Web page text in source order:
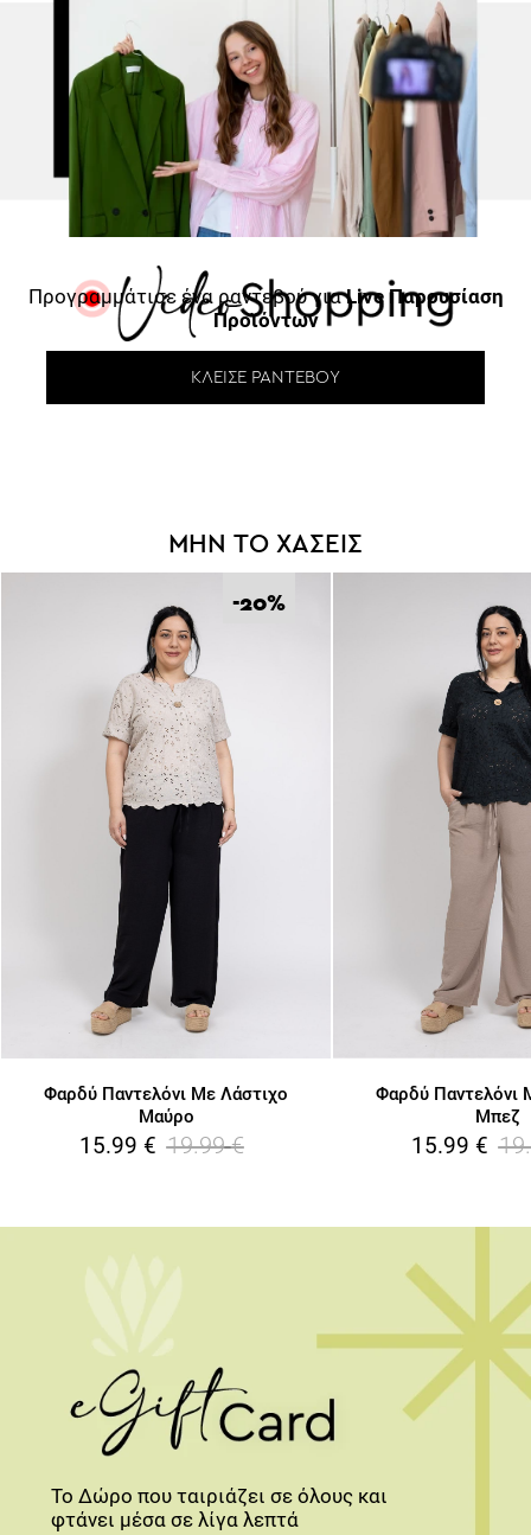
Προγραμμάτισε ένα ραντεβού γιαLive Παρουσίαση
Προϊόντων
ΚΛΕΊΣΕ ΡΑΝΤΕΒΟΎ
ΜΗΝ ΤΟ ΧΑΣΕΙΣ
-20%
Φαρδύ Παντελόνι Με Λάστιχο
Μαύρο
15.99 € 19.99 €
Φαρδύ Παντελόνι
Μπεζ
15.99 €
Το Δώρο που ταιριάζει σε όλους και
φτάνει μέσα σε λίγα λεπτά